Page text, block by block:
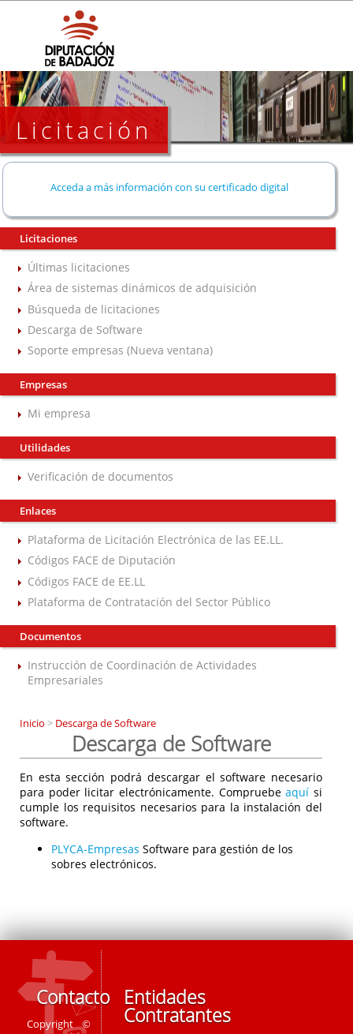
Licitación
Acceda a más información con su certificado digital
Licitaciones
Últimas licitaciones
Área de sistemas dinámicos de adquisición
Búsqueda de licitaciones
Descarga de Software
Soporte empresas (Nueva ventana)
Empresas
Mi empresa
Utilidades
Verificación de documentos
Enlaces
Plataforma de Licitación Electrónica de las EE.LL.
Códigos FACE de Diputación
Códigos FACE de EE.LL
Plataforma de Contratación del Sector Público
Documentos
Instrucción de Coordinación de Actividades
Empresariales
Inicio > Descarga de Software
Descarga de Software
En esta sección podrá descargar el software necesario
para poder licitar electrónicamente. Compruebeaquí si
cumple los requisitos necesarios para la instalación del
software.
PLYCA-Empresas Software para gestión de los
sobres electrónicos.
Contacto
Copyright ©
Entidades
Contratantes